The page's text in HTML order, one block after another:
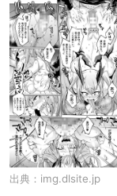
出典： img.dlsite.jp